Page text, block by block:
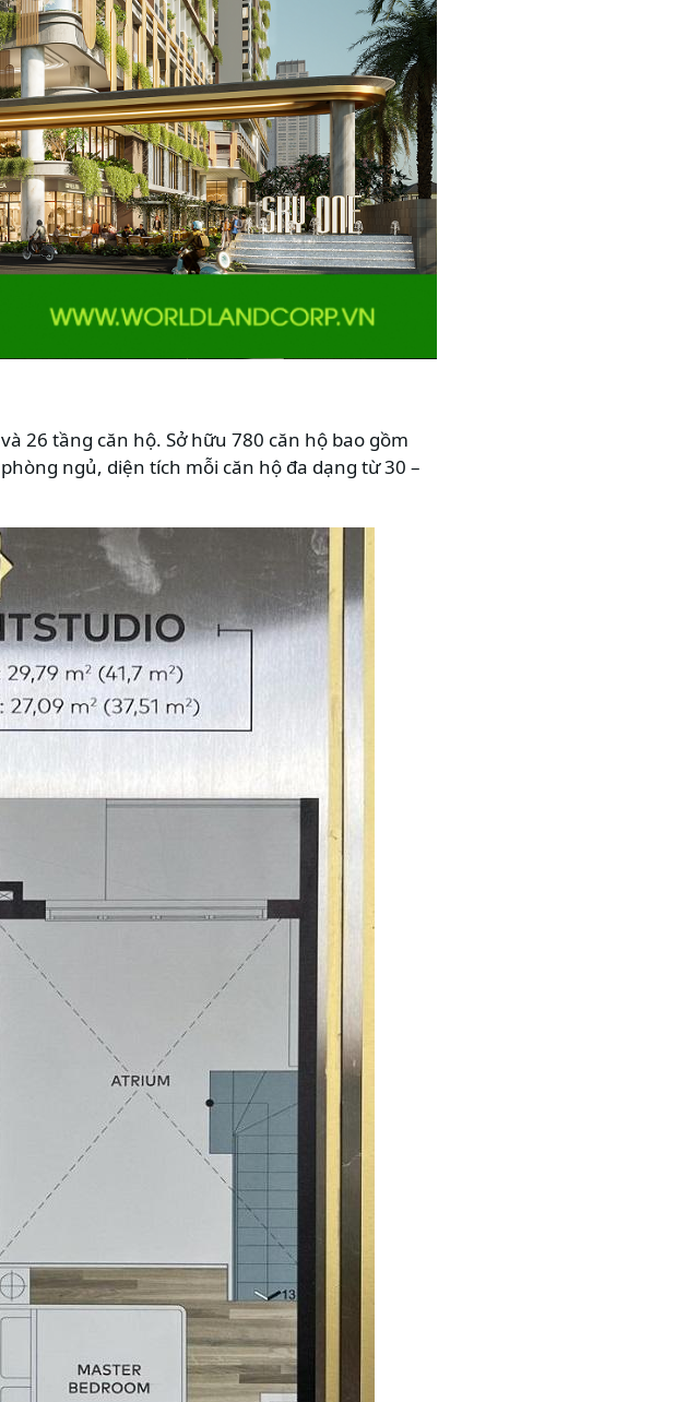
26 tầng căn hộ. Sở hữu 780 căn hộ bao gồm
ngủ, diện tích mỗi căn hộ đa dạng từ 30 –